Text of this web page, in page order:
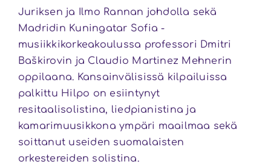
Juriksen ja Ilmo Rannan johdolla sekä
Madridin Kuningatar Sofia -
musiikkikorkeakoulussa professori Dmitri
Baškirovin ja Claudio Martinez Mehnerin
oppilaana. Kansainvälisissä kilpailuissa
palkittu Hilpo on esiintynyt
resitaalisolistina, liedpianistina ja
kamarimuusikkona ympäri maailmaa sekä
soittanut useiden suomalaisten
orkestereiden solistina.